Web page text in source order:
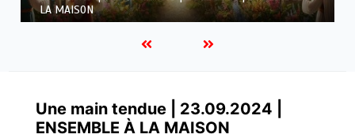
À LA MAISON
Une main tendue | 23.09.2024 |
ENSEMBLE À LA MAISON